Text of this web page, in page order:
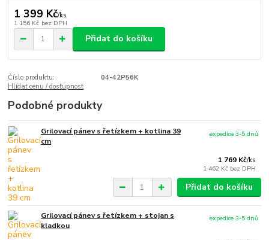
1 399 Kč/ks
1 156 Kč bez DPH
Přidat do košíku
Číslo produktu:
04-42P56K
Hlídat cenu / dostupnost
Podobné produkty
Grilovací pánev s řetízkem + kotlina 39
cm
1 769 Kč/ks
1 462 Kč bez DPH
expedice 3-5 dnů
Přidat do košíku
Grilovací pánev s řetízkem + stojan s
kladkou
expedice 3-5 dnů